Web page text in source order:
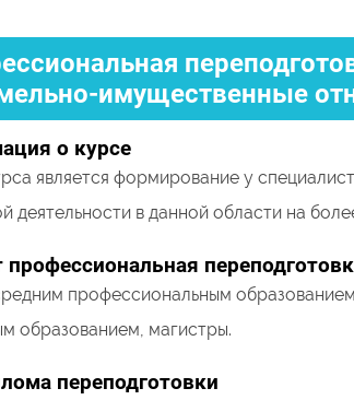
имущественные
о курсе
является формирование у
деятельности в данной области на
профессиональная
профессиональным
образованием, магистры.
переподготовки